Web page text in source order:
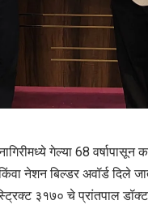
गेल्या 68
नेशन बिल्डर अवॉर्ड दिले
३१७० चे प्रांतपाल